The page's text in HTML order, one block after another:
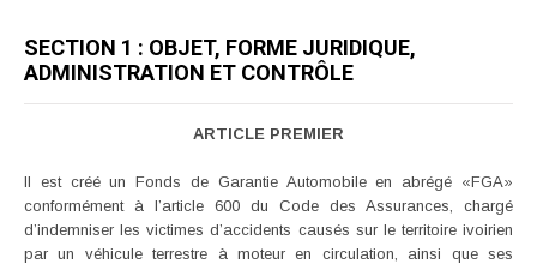
SECTION 1 : OBJET, FORME JURIDIQUE,
ADMINISTRATION ET CONTRÔLE
ARTICLE PREMIER
Il est créé un Fonds de Garantie Automobile en abrégé «FGA»
conformément à l’article 600 du Code des Assurances, chargé
d’indemniser les victimes d’accidents causés sur le territoire ivoirien
par un véhicule terrestre à moteur en circulation, ainsi que ses